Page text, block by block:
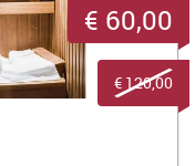
€ 60,00
€ 120,00